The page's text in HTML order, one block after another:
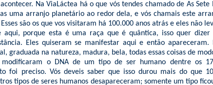
Na ViaLáctea há o que vós tendes chamado de As Sete
uma arranjo planetário ao redor dela, e vós chamais este
são os que vos visitaram há 100.000 anos atrás e eles não
aqui, porque esta é uma raça que é quântica, isso quer dizer
Eles quiseram se manifestar aqui e então apareceram.
graduada na natureza, madura, bela, todas essas coisas de
o DNA de um tipo de ser humano dentre os
foi preciso. Vós deveis saber que isso durou mais do que
tipos de seres humanos desapareceram; somente um tipo